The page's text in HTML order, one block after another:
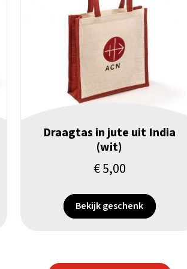
Draagtas in jute uit India
(wit)
€5,00
Bekijk geschenk